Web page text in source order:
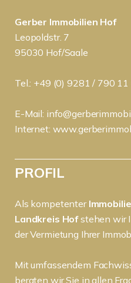
Gerber Immobilien Hof
Leopoldstr. 7
95030 Hof/Saale
Tel.: +49 (0) 9281 / 790 11
E-Mail:
Internet:
PROFIL
Als kompetenter
Landkreis Hofstehen wir
der Vermietung Ihrer
Mit umfassendem
beraten wir Sie in allen